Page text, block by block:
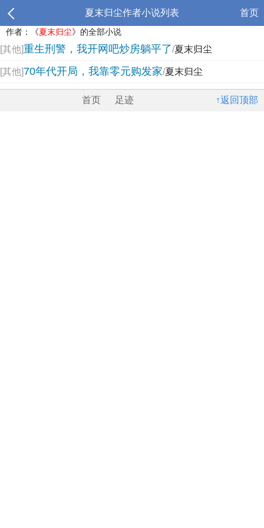
夏末归尘作者小说列表 首页
作者：《夏末归尘》的全部小说
[其他]重生刑警，我开网吧炒房躺平了/夏末归尘
[其他]70年代开局，我靠零元购发家/夏末归尘
↑返回顶部
首页 足迹